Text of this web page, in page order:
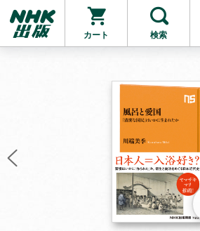
カート 検索
他にも商品を買う